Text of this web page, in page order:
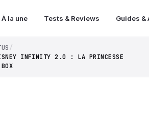
À la une Tests & Reviews Guides &
INFINITY 2.0 : LA PRINCESSE